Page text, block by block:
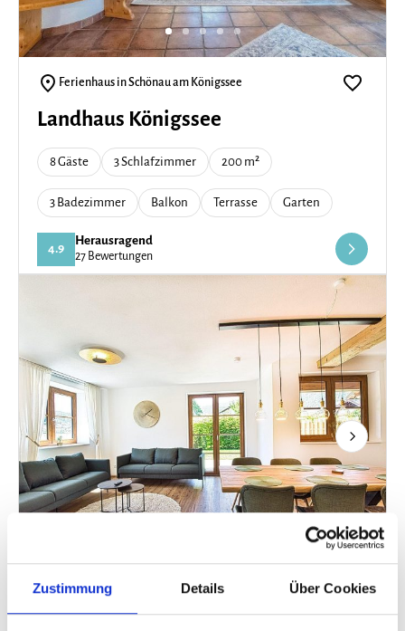
Zustimmung Details Über Cookies
Ferienhaus in Schönau am Königssee
Landhaus Königssee
8 Gäste 3 Schlafzimmer 200 m²
3 Badezimmer Balkon Terrasse Garten
4.9
Herausragend
27 Bewertungen
Next
Ferienwohnung in Schönau am Königssee